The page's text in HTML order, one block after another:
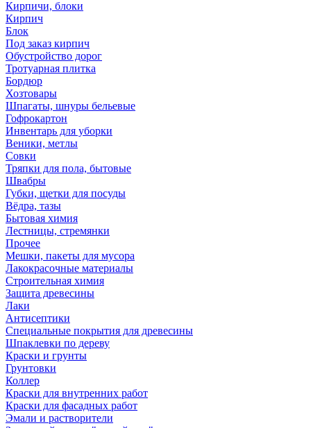
Кирпичи, блоки
Кирпич
Блок
Под заказ кирпич
Обустройство дорог
Тротуарная плитка
Бордюр
Хозтовары
Шпагаты, шнуры бельевые
Гофрокартон
Инвентарь для уборки
Веники, метлы
Совки
Тряпки для пола, бытовые
Швабры
Губки, щетки для посуды
Вёдра, тазы
Бытовая химия
Лестницы, стремянки
Прочее
Мешки, пакеты для мусора
Лакокрасочные материалы
Строительная химия
Защита древесины
Лаки
Антисептики
Специальные покрытия для древесины
Шпаклевки по дереву
Краски и грунты
Грунтовки
Коллер
Краски для внутренних работ
Краски для фасадных работ
Эмали и растворители